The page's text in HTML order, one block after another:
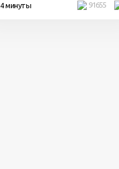
4 минуты 91655